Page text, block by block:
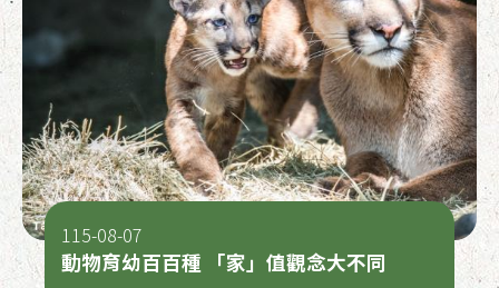
動物育幼百百種 「家」值觀念大不同
115-08-07